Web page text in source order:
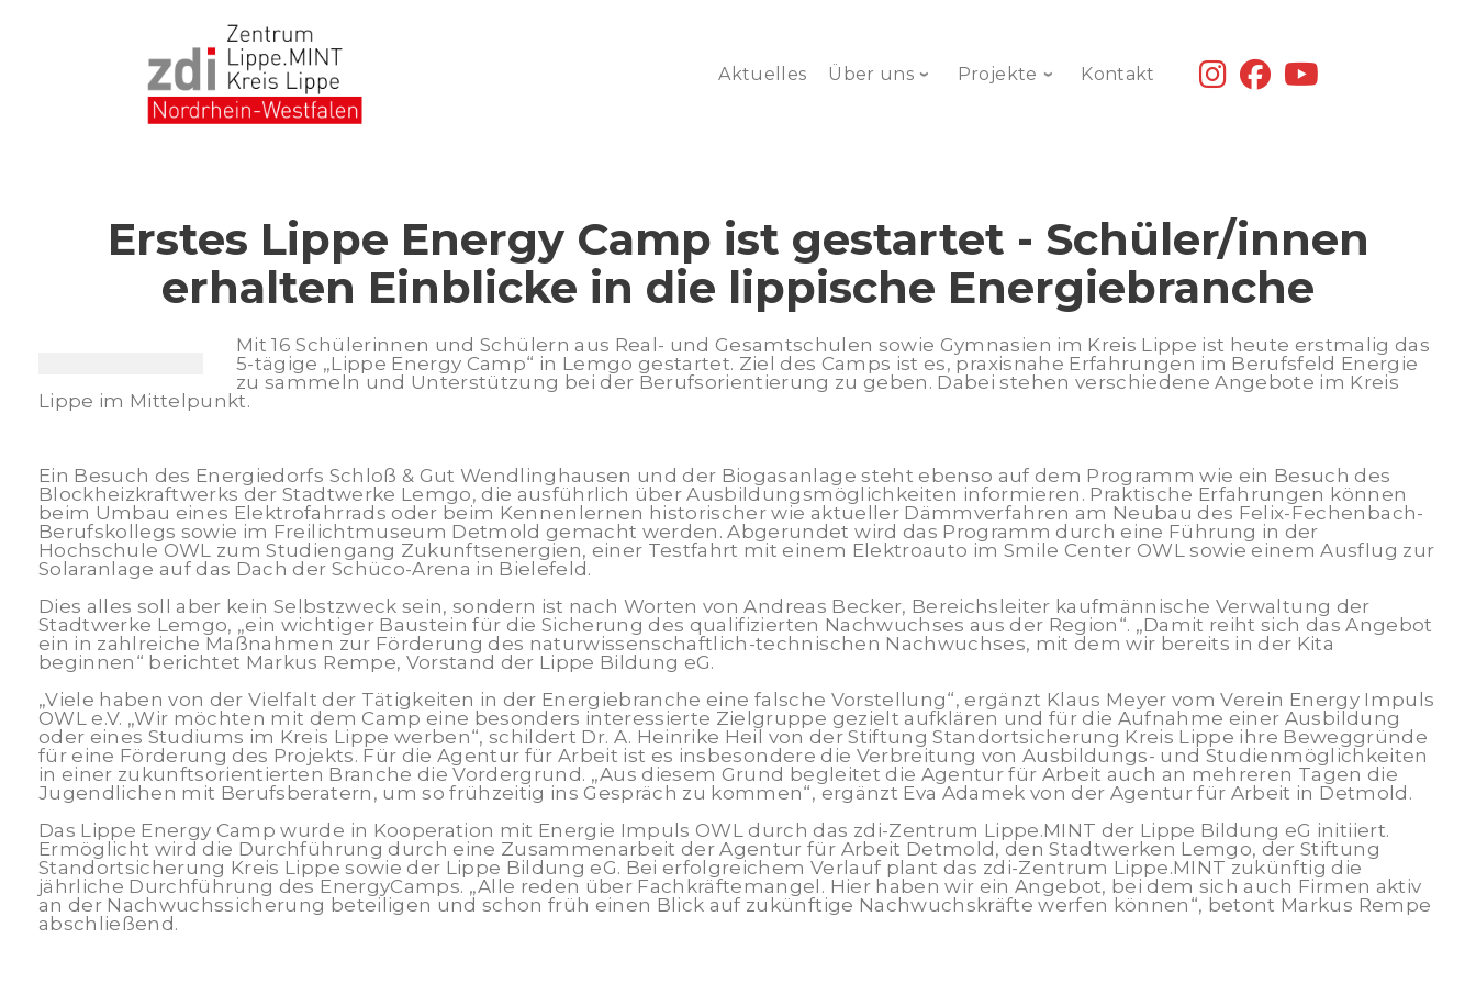
Aktuelles Über uns Projekte Kontakt
fab
fa-
fab
fa-
Erstes Lippe Energy Camp ist gestartet - Schüler/innen
erhalten Einblicke in die lippische Energiebranche
Mit 16 Schülerinnen und Schülern aus Real- und Gesamtschulen sowie Gymnasien im Kreis Lippe ist heute erstmalig das
5-tägige „Lippe Energy Camp“ in Lemgo gestartet. Ziel des Camps ist es, praxisnahe Erfahrungen im Berufsfeld Energie
zu sammeln und Unterstützung bei der Berufsorientierung zu geben. Dabei stehen verschiedene Angebote im Kreis
Lippe im Mittelpunkt.
Ein Besuch des Energiedorfs Schloß & Gut Wendlinghausen und der Biogasanlage steht ebenso auf dem Programm wie ein Besuch des
Blockheizkraftwerks der Stadtwerke Lemgo, die ausführlich über Ausbildungsmöglichkeiten informieren. Praktische Erfahrungen können
beim Umbau eines Elektrofahrrads oder beim Kennenlernen historischer wie aktueller Dämmverfahren am Neubau des Felix-Fechenbach-
Berufskollegs sowie im Freilichtmuseum Detmold gemacht werden. Abgerundet wird das Programm durch eine Führung in der
Hochschule OWL zum Studiengang Zukunftsenergien, einer Testfahrt mit einem Elektroauto im Smile Center OWL sowie einem Ausflug zur
Solaranlage auf das Dach der Schüco-Arena in Bielefeld.
Dies alles soll aber kein Selbstzweck sein, sondern ist nach Worten von Andreas Becker, Bereichsleiter kaufmännische Verwaltung der
Stadtwerke Lemgo, „ein wichtiger Baustein für die Sicherung des qualifizierten Nachwuchses aus der Region“. „Damit reiht sich das Angebot
ein in zahlreiche Maßnahmen zur Förderung des naturwissenschaftlich-technischen Nachwuchses, mit dem wir bereits in der Kita
beginnen“ berichtet Markus Rempe, Vorstand der Lippe Bildung eG.
„Viele haben von der Vielfalt der Tätigkeiten in der Energiebranche eine falsche Vorstellung“, ergänzt Klaus Meyer vom Verein Energy Impuls
OWL e.V. „Wir möchten mit dem Camp eine besonders interessierte Zielgruppe gezielt aufklären und für die Aufnahme einer Ausbildung
oder eines Studiums im Kreis Lippe werben“, schildert Dr. A. Heinrike Heil von der Stiftung Standortsicherung Kreis Lippe ihre Beweggründe
für eine Förderung des Projekts. Für die Agentur für Arbeit ist es insbesondere die Verbreitung von Ausbildungs- und Studienmöglichkeiten
in einer zukunftsorientierten Branche die Vordergrund. „Aus diesem Grund begleitet die Agentur für Arbeit auch an mehreren Tagen die
Jugendlichen mit Berufsberatern, um so frühzeitig ins Gespräch zu kommen“, ergänzt Eva Adamek von der Agentur für Arbeit in Detmold.
Das Lippe Energy Camp wurde in Kooperation mit Energie Impuls OWL durch das zdi-Zentrum Lippe.MINT der Lippe Bildung eG initiiert.
Ermöglicht wird die Durchführung durch eine Zusammenarbeit der Agentur für Arbeit Detmold, den Stadtwerken Lemgo, der Stiftung
Standortsicherung Kreis Lippe sowie der Lippe Bildung eG. Bei erfolgreichem Verlauf plant das zdi-Zentrum Lippe.MINT zukünftig die
jährliche Durchführung des EnergyCamps. „Alle reden über Fachkräftemangel. Hier haben wir ein Angebot, bei dem sich auch Firmen aktiv
an der Nachwuchssicherung beteiligen und schon früh einen Blick auf zukünftige Nachwuchskräfte werfen können“, betont Markus Rempe
abschließend.